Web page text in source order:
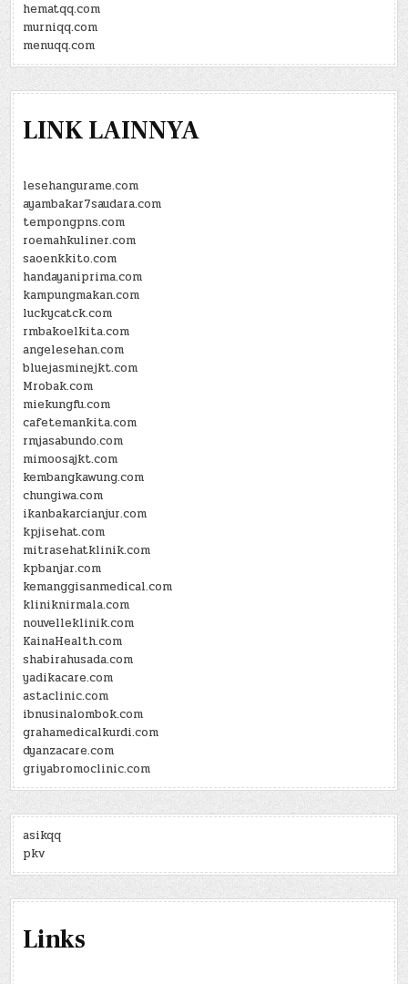
hematqq.com
murniqq.com
menuqq.com
LINK LAINNYA
lesehangurame.com
ayambakar7saudara.com
tempongpns.com
roemahkuliner.com
saoenkkito.com
handayaniprima.com
kampungmakan.com
luckycatck.com
rmbakoelkita.com
angelesehan.com
bluejasminejkt.com
Mrobak.com
miekungfu.com
cafetemankita.com
rmjasabundo.com
mimoosajkt.com
kembangkawung.com
chungiwa.com
ikanbakarcianjur.com
kpjisehat.com
mitrasehatklinik.com
kpbanjar.com
kemanggisanmedical.com
kliniknirmala.com
nouvelleklinik.com
KainaHealth.com
shabirahusada.com
yadikacare.com
astaclinic.com
ibnusinalombok.com
grahamedicalkurdi.com
dyanzacare.com
griyabromoclinic.com
asikqq
pkv
Links